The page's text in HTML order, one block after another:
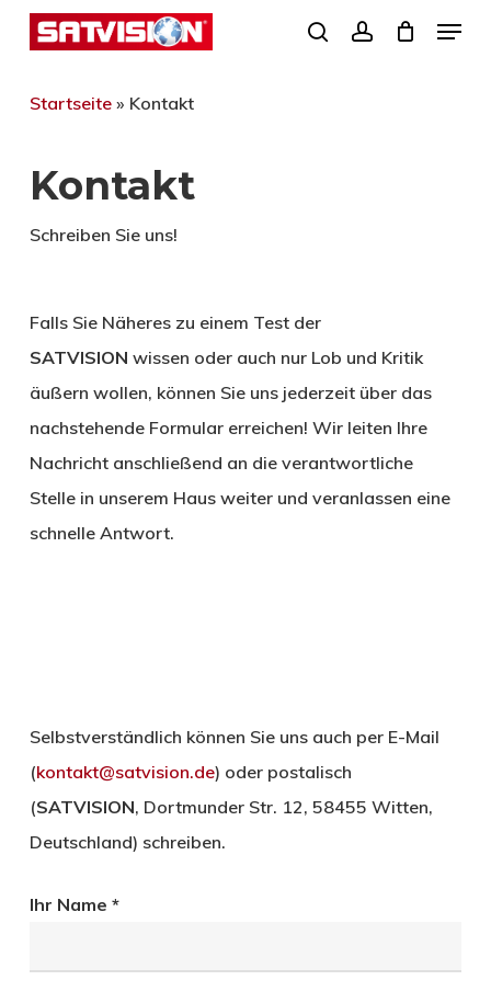
Skip
search
Menu
Startseite» Kontakt
Kontakt
Schreiben Sie uns!
Falls Sie Näheres zu einem Test der
SATVISION wissen oder auch nur Lob und Kritik
äußern wollen, können Sie uns jederzeit über das
nachstehende Formular erreichen! Wir leiten Ihre
Nachricht anschließend an die verantwortliche
Stelle in unserem Haus weiter und veranlassen eine
schnelle Antwort.
Selbstverständlich können Sie uns auch per E-Mail
(kontakt@satvision.de) oder postalisch
(SATVISION, Dortmunder Str. 12, 58455 Witten,
Deutschland) schreiben.
Ihr Name *